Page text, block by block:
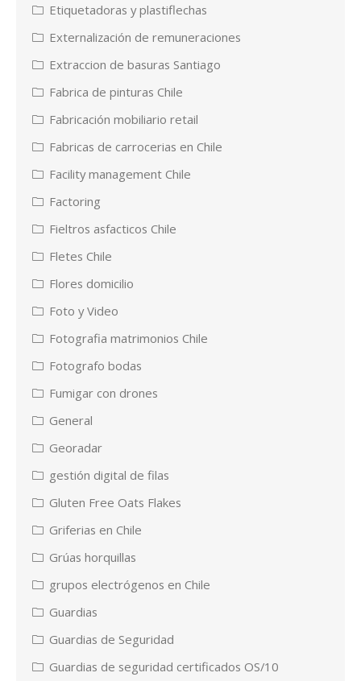
Etiquetadoras y plastiflechas
Externalización de remuneraciones
Extraccion de basuras Santiago
Fabrica de pinturas Chile
Fabricación mobiliario retail
Fabricas de carrocerias en Chile
Facility management Chile
Factoring
Fieltros asfacticos Chile
Fletes Chile
Flores domicilio
Foto y Video
Fotografia matrimonios Chile
Fotografo bodas
Fumigar con drones
General
Georadar
gestión digital de filas
Gluten Free Oats Flakes
Griferias en Chile
Grúas horquillas
grupos electrógenos en Chile
Guardias
Guardias de Seguridad
Guardias de seguridad certificados OS/10